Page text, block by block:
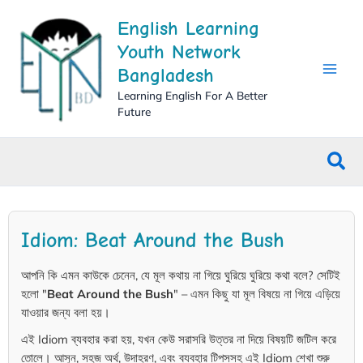
content
English Learning
Youth Network
Bangladesh
Learning English For A Better
Future
Idiom: Beat Around the Bush
আপনি কি এমন কাউকে চেনেন, যে মূল কথায় না গিয়ে ঘুরিয়ে ঘুরিয়ে কথা বলে? সেটিই
হলো "Beat Around the Bush" – এমন কিছু যা মূল বিষয়ে না গিয়ে এড়িয়ে
যাওয়ার জন্য বলা হয়।
এই Idiom ব্যবহার করা হয়, যখন কেউ সরাসরি উত্তর না দিয়ে বিষয়টি জটিল করে
তোলে। আসুন, সহজ অর্থ, উদাহরণ, এবং ব্যবহার টিপসসহ এই Idiom শেখা শুরু